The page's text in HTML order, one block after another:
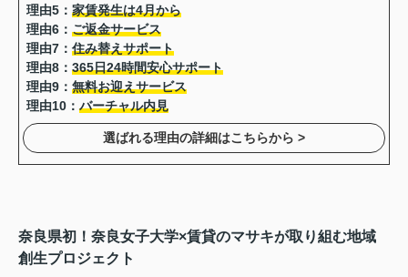
理由5：家賃発生は4月から
理由6：ご返金サービス
理由7：住み替えサポート
理由8：365日24時間安心サポート
理由9：無料お迎えサービス
理由10：バーチャル内見
選ばれる理由の詳細はこちらから >
奈良県初！奈良女子大学×賃貸のマサキが取り組む地域
創生プロジェクト